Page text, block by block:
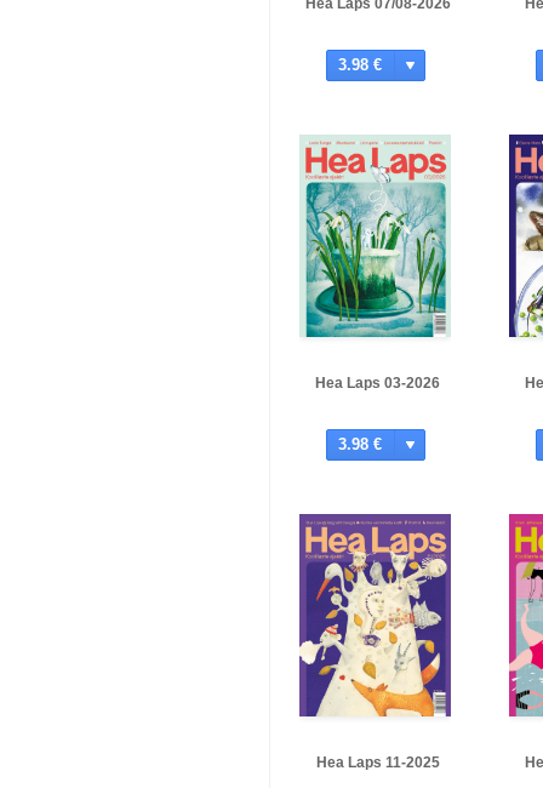
Hea Laps 07/08-2026
3.98 €
Hea Laps 03-2026
3.98 €
Hea Laps 11-2025